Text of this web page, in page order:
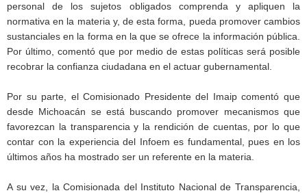
personal de los sujetos obligados comprenda y apliquen la
normativa en la materia y, de esta forma, pueda promover cambios
sustanciales en la forma en la que se ofrece la información pública.
Por último, comentó que por medio de estas políticas será posible
recobrar la confianza ciudadana en el actuar gubernamental.
Por su parte, el Comisionado Presidente del Imaip comentó que
desde Michoacán se está buscando promover mecanismos que
favorezcan la transparencia y la rendición de cuentas, por lo que
contar con la experiencia del Infoem es fundamental, pues en los
últimos años ha mostrado ser un referente en la materia.
A su vez, la Comisionada del Instituto Nacional de Transparencia,